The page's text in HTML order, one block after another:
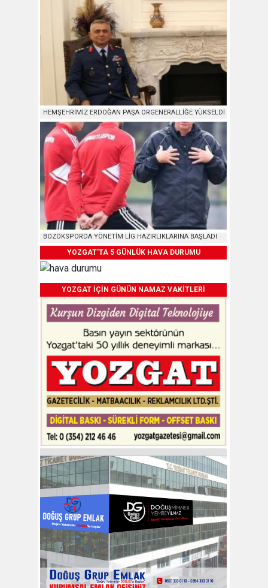
HEMŞEHRİMİZ ERDOĞAN PAŞA ORGENERALLİĞE YÜKSELDİ
BOZOKSPORDA YÖNETİM LİG HAZIRLIKLARINA BAŞLADI
YOZGAT'TA 5 GÜNLÜK HAVA DURUMU
YOZGAT İÇİN GÜNÜN NAMAZ VAKİTLERİ